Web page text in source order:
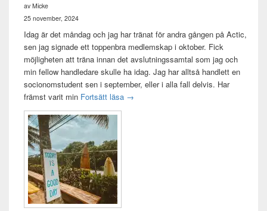
av Micke
25 november, 2024
Idag är det måndag och jag har tränat för andra gången på Actic,
sen jag signade ett toppenbra medlemskap i oktober. Fick
möjligheten att träna innan det avslutningssamtal som jag och
min fellow handledare skulle ha idag. Jag har alltså handlett en
socionomstudent sen i september, eller i alla fall delvis. Har
främst varit min Fortsätt läsa Att vara handledare åt en student
→